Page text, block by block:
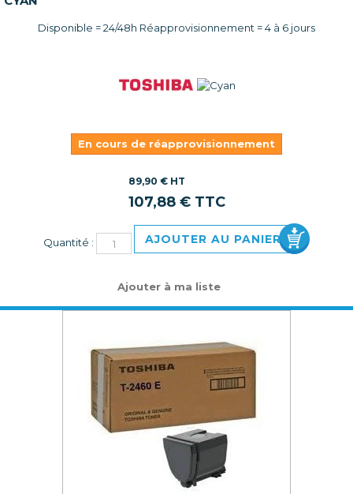
Disponible = 24/48h Réapprovisionnement = 4 à 6 jours
En cours de réapprovisionnement
89,90 € HT
107,88 € TTC
Quantité : AJOUTER AU PANIER
Ajouter à ma liste